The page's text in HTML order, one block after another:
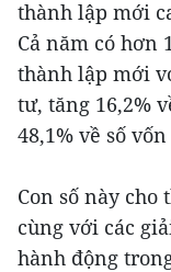
thành lập mới
Cả năm có hơn
thành lập mới
tư, tăng 16,2%
48,1% về số
Con số này
cùng với các
hành động